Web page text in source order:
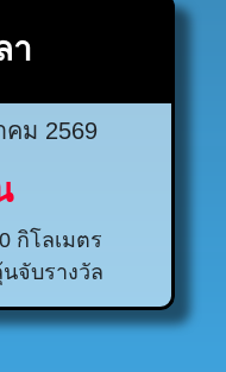
า
ม 2569
กิโลเมตร
จับรางวัล